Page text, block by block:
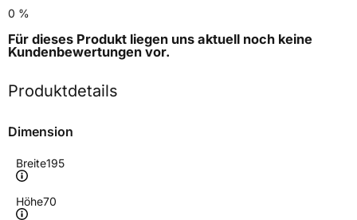
0 %
Für dieses Produkt liegen uns aktuell noch keine
Kundenbewertungen vor.
Produktdetails
Dimension
Breite195
Höhe70